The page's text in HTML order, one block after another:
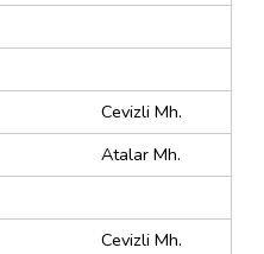
Cevizli Mh.
Atalar Mh.
Cevizli Mh.